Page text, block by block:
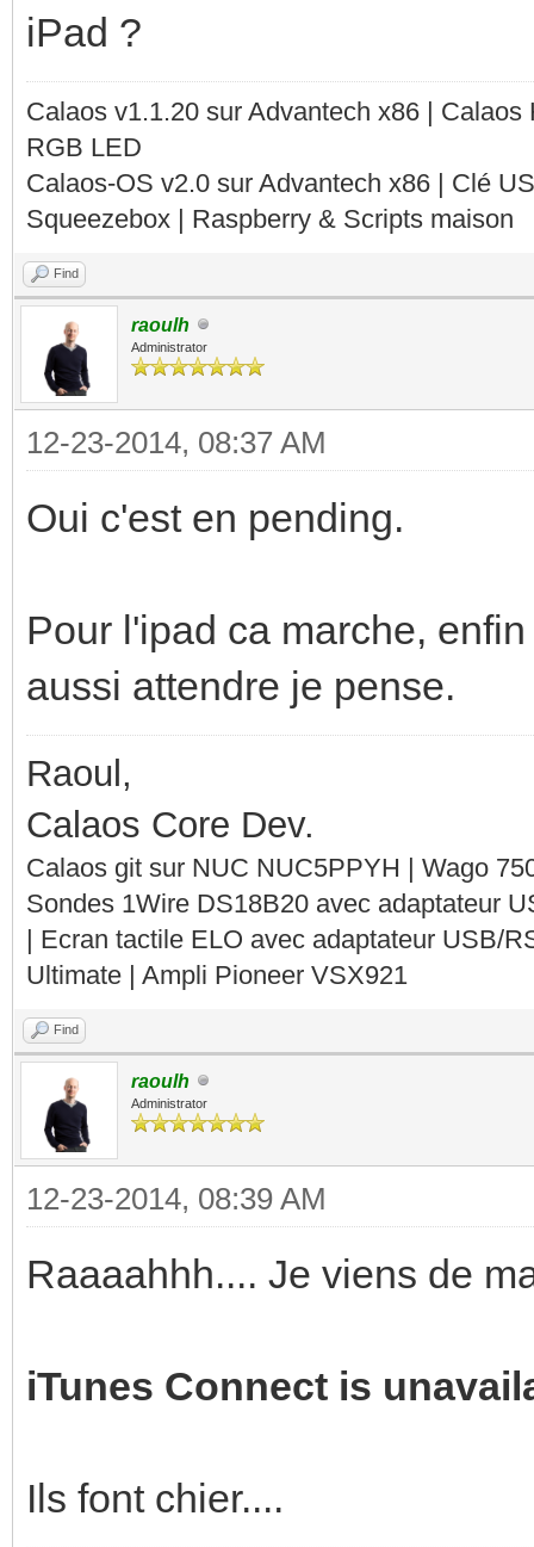
iPad ?
Calaos v1.1.20 sur Advantech x86 |
RGB LED
Calaos-OS v2.0 sur Advantech x86 | Clé
Squeezebox | Raspberry & Scripts maison
Find
raoulh
Administrator
12-23-2014, 08:37 AM
Oui c'est en pending.
Pour l'ipad ca marche,
aussi attendre je pense.
Raoul,
Calaos Core Dev.
Calaos git sur NUC NUC5PPYH | Wago
Sondes 1Wire DS18B20 avec adaptateur
| Ecran tactile ELO avec adaptateur USB/
Ultimate | Ampli Pioneer VSX921
Find
raoulh
Administrator
12-23-2014, 08:39 AM
Raaaahhh.... Je viens de
iTunes Connect is
Ils font chier....